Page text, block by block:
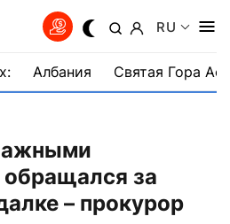
RU
Албания Святая Гора
за
– прокурор